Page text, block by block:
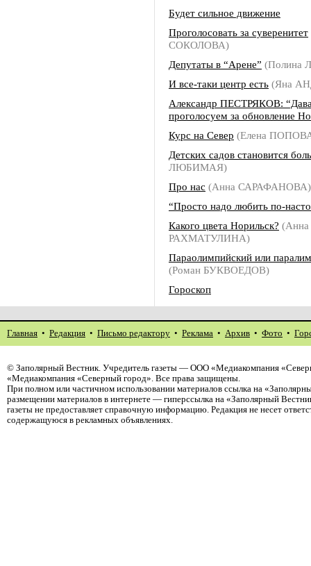
Будет сильное движение
Проголосовать за суверенитет
СОКОЛОВА)
Депутаты в “Арене”
И все-таки центр есть (Яна
Александр ПЕСТРЯКОВ:
проголосуем за обновление
Курс на Север (Елена
Детских садов становится
ЛЮБИМАЯ)
Про нас (Анна САРАФАНОВА)
“Просто надо любить по-
Какого цвета Норильск? (Анна
РАХМАТУЛИНА)
Параолимпийский или
(Роман БУКВОЕДОВ)
Гороскоп
Главная • Редакция • Письмо редактору • Реклама • Архив • Фото •
© Заполярный Вестник. Учредитель газеты — ООО «Медиакомпания
«Медиакомпания «Северный город». Все права защищены.
При полном или частичном использовании материалов ссылка на
размещении материалов в интернете — гиперссылка на «Заполярный
газеты не предоставляет справочную информацию. Редакция не несет
содержащуюся в рекламных объявлениях.